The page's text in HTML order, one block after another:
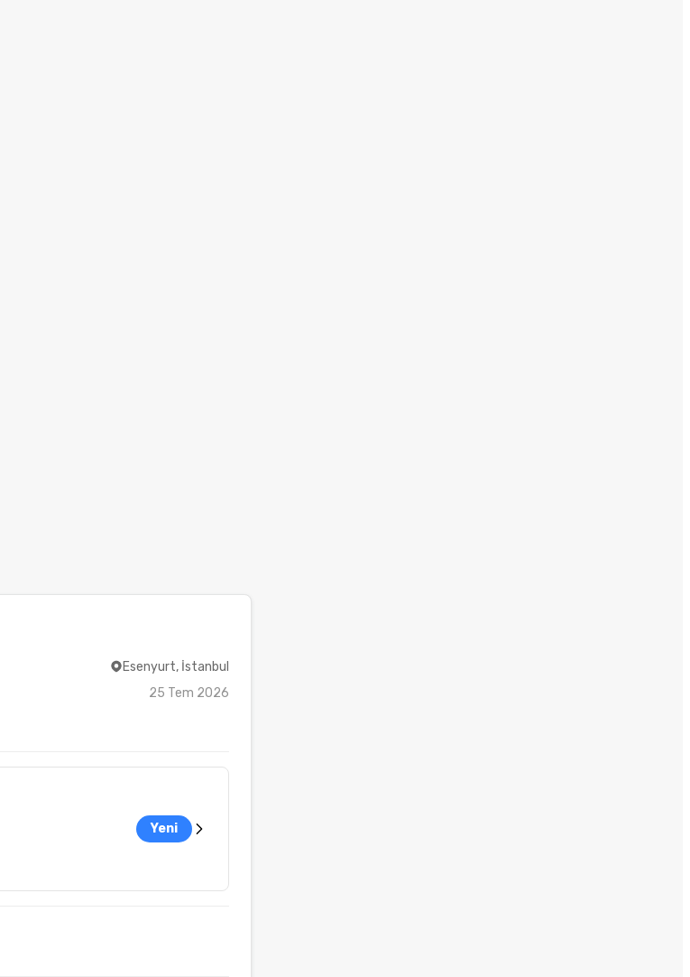
Esenyurt, İstanbul
25 Tem 2026
Yeni